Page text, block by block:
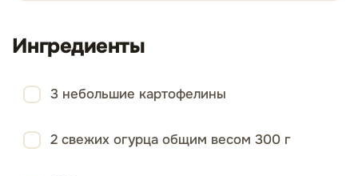
Ингредиенты
3 небольшие картофелины
2 свежих огурца общим весом 300 г